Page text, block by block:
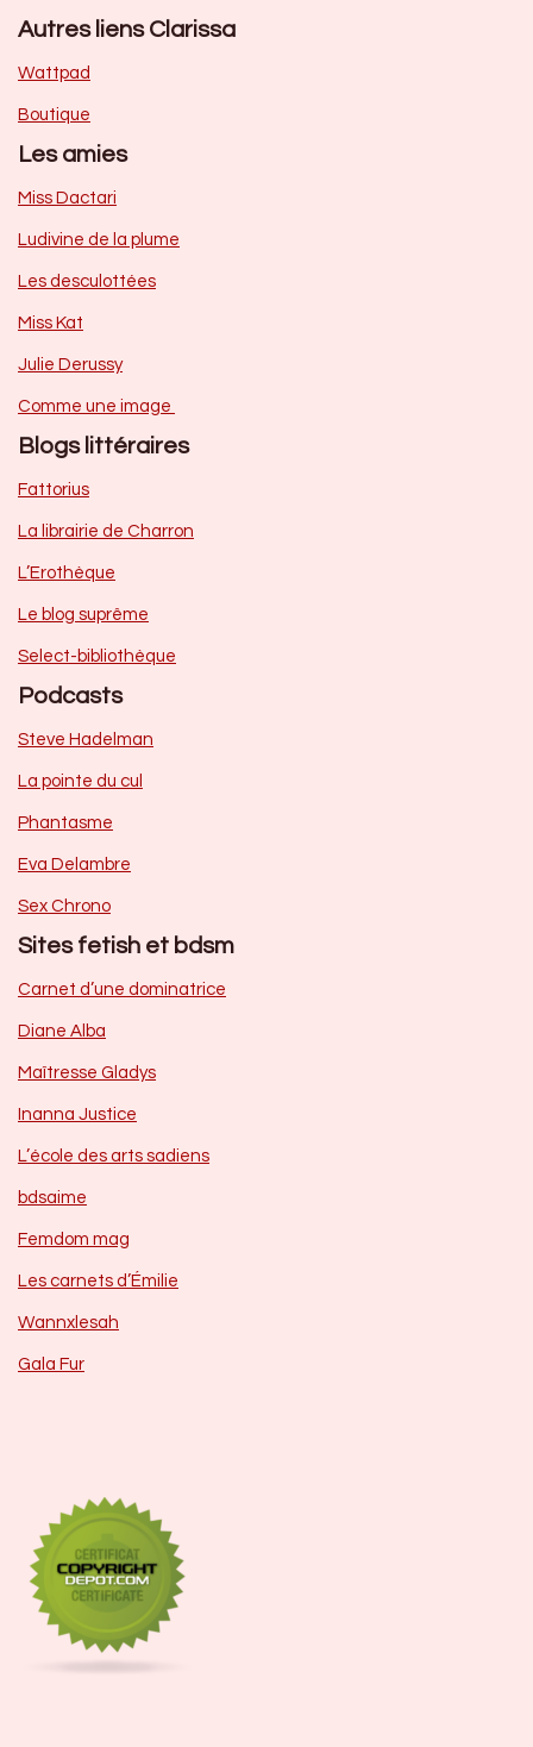
Autres liens Clarissa
Wattpad
Boutique
Les amies
Miss Dactari
Ludivine de la plume
Les desculottées
Miss Kat
Julie Derussy
Comme une image
Blogs littéraires
Fattorius
La librairie de Charron
L’Erothèque
Le blog suprême
Select-bibliothèque
Podcasts
Steve Hadelman
La pointe du cul
Phantasme
Eva Delambre
Sex Chrono
Sites fetish et bdsm
Carnet d’une dominatrice
Diane Alba
Maîtresse Gladys
Inanna Justice
L’école des arts sadiens
bdsaime
Femdom mag
Les carnets d’Émilie
Wannxlesah
Gala Fur